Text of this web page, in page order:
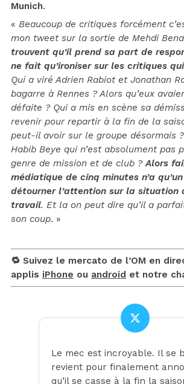
Munich.
« Beaucoup de critiques forcément
mon tweet sur la sortie de Mehdi
trouvent qu’il prend sa part de
ne fait qu’ironiser sur les critiques
Qui a viré Adrien Rabiot et Jonathan
bagarre à Rennes ? Alors qu’eux
défaite ? Qui a mis en scène sa
revenir pour repartir à la fin de la
peut-il avoir sur le groupe désormais
Habib Beye qui n’est absolument pas
genre de mission et de club ?Alors
médiatique de cinq minutes n’a
détourner l’attention sur la situation
travail. Et la on peut dire qu’il a
son coup. »
🔁 Suivez le mercato de l’OM en
applis iPhone ou android et notre
Le mec est incroyable. Il se
revient pour finalement
qu’il se casse à la fin la